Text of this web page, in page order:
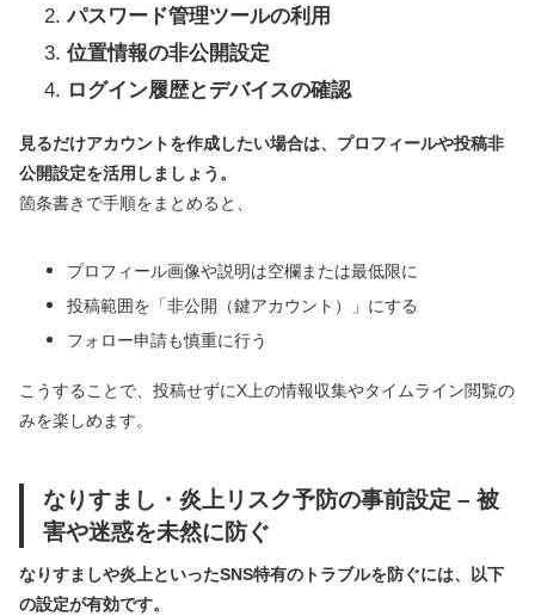
パスワード管理ツールの利用
位置情報の非公開設定
ログイン履歴とデバイスの確認
見るだけアカウントを作成したい場合は、プロフィールや投稿非
公開設定を活用しましょう。
箇条書きで手順をまとめると、
プロフィール画像や説明は空欄または最低限に
投稿範囲を「非公開（鍵アカウント）」にする
フォロー申請も慎重に行う
こうすることで、投稿せずにX上の情報収集やタイムライン閲覧の
みを楽しめます。
なりすまし・炎上リスク予防の事前設定 – 被
害や迷惑を未然に防ぐ
なりすましや炎上といったSNS特有のトラブルを防ぐには、以下
の設定が有効です。